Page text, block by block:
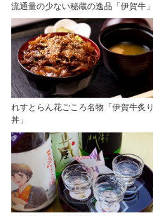
流通量の少ない秘蔵の逸品「伊賀牛」
れすとらん花ごころ名物「伊賀牛炙り
丼」